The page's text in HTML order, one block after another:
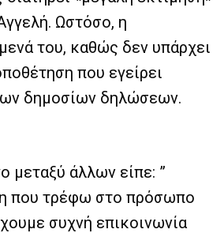
Ωστόσο, η
του, καθώς δεν υπάρχει
που εγείρει
δημοσίων δηλώσεων.
μεταξύ άλλων είπε: ”
που τρέφω στο πρόσωπο
συχνή επικοινωνία